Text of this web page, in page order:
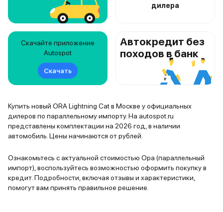
дилера
Скачайте приложение
Autospot
Скачать
Автокредит без
походов в банк
Купить новый ORA Lightning Cat в Москве у официальных
дилеров по параллельному импорту. На autospot.ru
представлены комплектации на 2026 год, в наличии
автомобиль. Цены начинаются от рублей.
Ознакомьтесь с актуальной стоимостью Ора (параллельный
импорт), воспользуйтесь возможностью оформить покупку в
кредит. Подробности, включая отзывы и характеристики,
помогут вам принять правильное решение.